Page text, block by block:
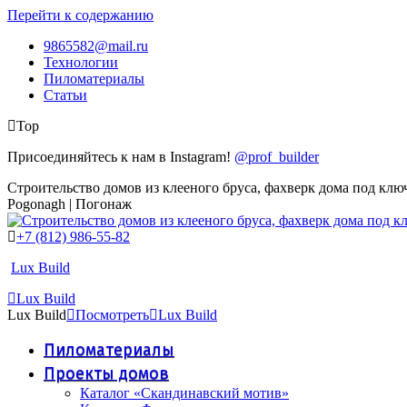
Перейти к содержанию
9865582@mail.ru
Технологии
Пиломатериалы
Статьи
Top
Присоединяйтесь к нам в Instagram! @prof_builder
Строительство домов из клееного бруса, фахверк дома под
Pogonagh | Погонаж
+7 (812) 986-55-82
Lux Build
Lux Build
Lux Build
Посмотреть Lux Build
Пиломатериалы
Проекты домов
Каталог «Скандинавский мотив»